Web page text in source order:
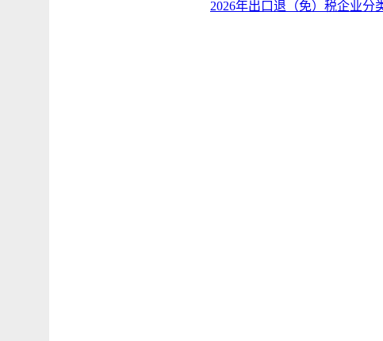
2026年出口退（免）税企业分